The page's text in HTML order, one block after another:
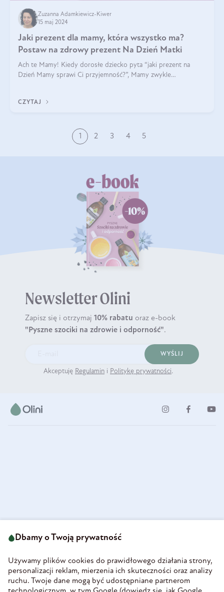
Zuzanna Adamkiewicz-Kiwer
15 maj 2024
Jaki prezent dla mamy, która wszystko ma?
Postaw na zdrowy prezent Na Dzień Matki
Ach te Mamy! Kiedy dorosłe dziecko pyta “jaki prezent na
Dzień Mamy sprawi Ci przyjemność?”, Mamy zwykle
CZYTAJ
1 2 3 4 5
Newsletter Olini
Zapisz się i otrzymaj 10% rabatu oraz e-book
"Pyszne szociki na zdrowie i odporność".
WYŚLIJ
Akceptuję Regulamin i Politykę prywatności.
58-160 Świebodzice
REGON 890213034
INFORMACJE
Dbamy o Twoją prywatność
Używamy plików cookies do prawidłowego działania strony,
personalizacji reklam, mierzenia ich skuteczności oraz analizy
ruchu. Twoje dane mogą być udostępniane partnerom